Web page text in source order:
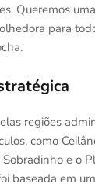
Queremos
para
regiões
como
e o
baseada em